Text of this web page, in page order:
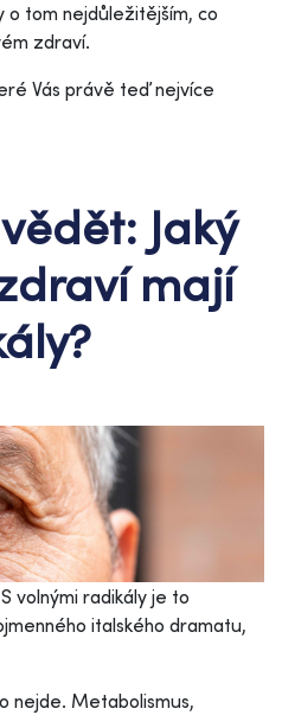
o tom nejdůležitějším, co
zdraví.
Vás právě teď nejvíce
Jaký
mají
volnými radikály je to
italského dramatu,
nejde. Metabolismus,